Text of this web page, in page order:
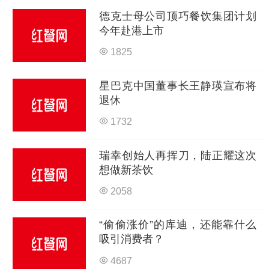
德克士母公司顶巧餐饮集团计划
今年赴港上市
1825
星巴克中国董事长王静瑛宣布将
退休
1732
瑞幸创始人再挥刀，陆正耀这次
想做新茶饮
2058
“偷偷涨价”的库迪，还能靠什么
吸引消费者？
4687